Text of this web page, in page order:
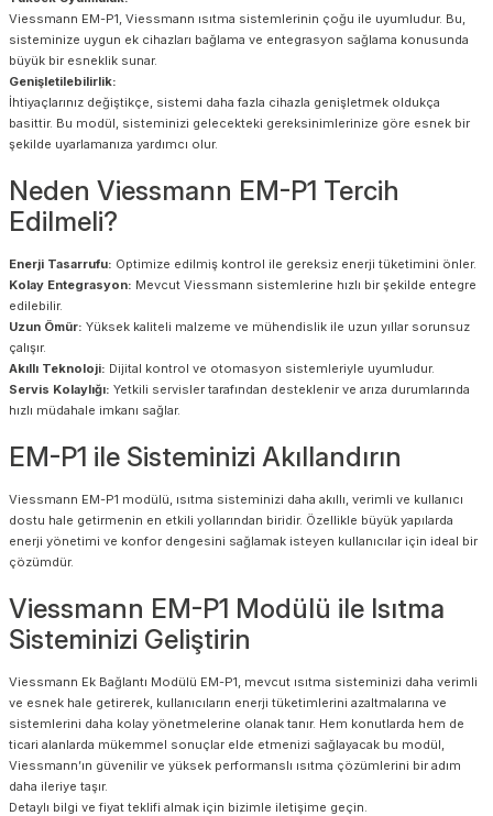
Viessmann EM-P1, Viessmann ısıtma sistemlerinin çoğu ile uyumludur. Bu,
sisteminize uygun ek cihazları bağlama ve entegrasyon sağlama konusunda
büyük bir esneklik sunar.
Genişletilebilirlik:
İhtiyaçlarınız değiştikçe, sistemi daha fazla cihazla genişletmek oldukça
basittir. Bu modül, sisteminizi gelecekteki gereksinimlerinize göre esnek bir
şekilde uyarlamanıza yardımcı olur.
Neden Viessmann EM-P1 Tercih
Edilmeli?
Enerji Tasarrufu: Optimize edilmiş kontrol ile gereksiz enerji tüketimini önler.
Kolay Entegrasyon: Mevcut Viessmann sistemlerine hızlı bir şekilde entegre
edilebilir.
Uzun Ömür: Yüksek kaliteli malzeme ve mühendislik ile uzun yıllar sorunsuz
çalışır.
Akıllı Teknoloji: Dijital kontrol ve otomasyon sistemleriyle uyumludur.
Servis Kolaylığı: Yetkili servisler tarafından desteklenir ve arıza durumlarında
hızlı müdahale imkanı sağlar.
EM-P1 ile Sisteminizi Akıllandırın
Viessmann EM-P1 modülü, ısıtma sisteminizi daha akıllı, verimli ve kullanıcı
dostu hale getirmenin en etkili yollarından biridir. Özellikle büyük yapılarda
enerji yönetimi ve konfor dengesini sağlamak isteyen kullanıcılar için ideal bir
çözümdür.
Viessmann EM-P1 Modülü ile Isıtma
Sisteminizi Geliştirin
Viessmann Ek Bağlantı Modülü EM-P1, mevcut ısıtma sisteminizi daha verimli
ve esnek hale getirerek, kullanıcıların enerji tüketimlerini azaltmalarına ve
sistemlerini daha kolay yönetmelerine olanak tanır. Hem konutlarda hem de
ticari alanlarda mükemmel sonuçlar elde etmenizi sağlayacak bu modül,
Viessmann’ın güvenilir ve yüksek performanslı ısıtma çözümlerini bir adım
daha ileriye taşır.
Detaylı bilgi ve fiyat teklifi almak için bizimle iletişime geçin.